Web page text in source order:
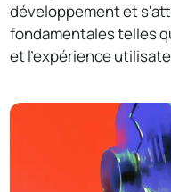
développement et
fondamentales telles
et l'expérience